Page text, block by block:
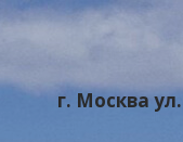
г. Москва